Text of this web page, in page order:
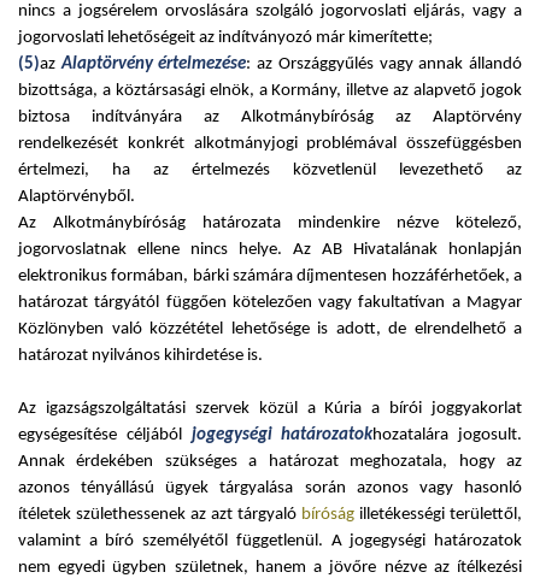
nincs a jogsérelem orvoslására szolgáló jogorvoslati eljárás, vagy a
jogorvoslati lehetőségeit az indítványozó már kimerítette;
(5)azAlaptörvény értelmezése: az Országgyűlés vagy annak állandó
bizottsága, a köztársasági elnök, a Kormány, illetve az alapvető jogok
biztosa indítványára az Alkotmánybíróság az Alaptörvény
rendelkezését konkrét alkotmányjogi problémával összefüggésben
értelmezi, ha az értelmezés közvetlenül levezethető az
Alaptörvényből.
Az Alkotmánybíróság határozata mindenkire nézve kötelező,
jogorvoslatnak ellene nincs helye. Az AB Hivatalának honlapján
elektronikus formában, bárki számára díjmentesen hozzáférhetőek, a
határozat tárgyától függően kötelezően vagy fakultatívan a Magyar
Közlönyben való közzététel lehetősége is adott, de elrendelhető a
határozat nyilvános kihirdetése is.
Az igazságszolgáltatási szervek közül a Kúria a bírói joggyakorlat
egységesítése céljából jogegységi határozatokhozatalára jogosult.
Annak érdekében szükséges a határozat meghozatala, hogy az
azonos tényállású ügyek tárgyalása során azonos vagy hasonló
ítéletek születhessenek az azt tárgyaló bíróság illetékességi területtől,
valamint a bíró személyétől függetlenül. A jogegységi határozatok
nem egyedi ügyben születnek, hanem a jövőre nézve az ítélkezési